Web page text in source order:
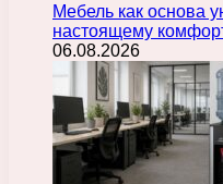
Мебель как основа
настоящему
06.08.2026